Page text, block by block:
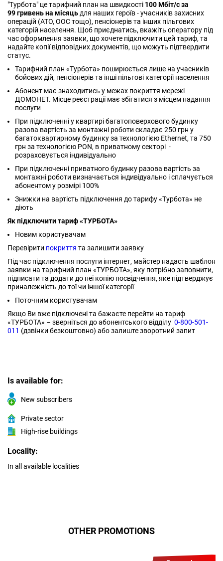
"Турбота" це тарифний план на швидкості 100 Мбіт/с за
99 гривень на місяць для наших героїв - учасників захисних
операцій (АТО, ООС тощо), пенсіонерів та інших пільгових
категорій населення. Щоб приєднатись, вкажіть оператору під
час оформлення заявки, що хочете підключити цей тариф, та
надайте копії відповідних документів, що можуть підтвердити
статус.
Тарифний план «Турбота» поширюється лише на учасників
бойових дій, пенсіонерів та інші пільгові категорії населення
Абонент має знаходитись у межах покриття мережі
ДОМОНЕТ. Місце реєстрації має збігатися з місцем надання
послуги
При підключенні у квартирі багатоповерхового будинку
разова вартість за монтажні роботи складає 250 грн у
багатоквартирному будинку за технологією Ethernet, та 750
грн за технологією PON, в приватному секторі -
розраховується індивідуально
При підключенні приватного будинку разова вартість за
монтажні роботи визначається індивідуально і сплачується
абонентом у розмірі 100%
Знижки на вартість підключення до тарифу «Турбота» не
діють
Як підключити тариф «ТУРБОТА»
Новим користувачам
Перевірити покриття та залишити заявку
Під час підключення послуги інтернет, майстер надасть шаблон
заявки на тарифний план «ТУРБОТА», яку потрібно заповнити,
підписати та додати до неї копію посвідчення, яке підтверджує
приналежність до тої чи іншої категорії
Поточним користувачам
Якщо Ви вже підключені та бажаєте перейти на тариф
«ТУРБОТА» – зверніться до абонентського відділу 0-800-501-
011 (дзвінки безкоштовно) або залиште зворотний запит
Is available for:
New subscribers
Private sector
High-rise buildings
Locality:
In all available localities
OTHER PROMOTIONS